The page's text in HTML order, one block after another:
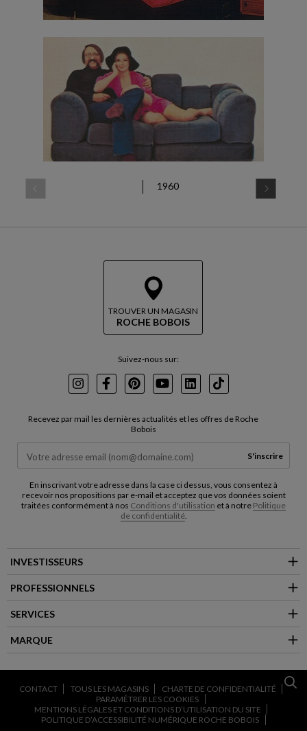
1960
TROUVER UN MAGASIN
ROCHE BOBOIS
Suivez-nous sur:
InstagramFacebookPinterest
YoutubeLinkedInTikTok
Recevez par mail les dernières actualités et les offres de Roche
Bobois
S'inscrire
En inscrivant votre adresse dans la case ci dessus, vous consentez à
recevoir nos propositions par e-mail et acceptez que vos données soient
traitées conformément à nos Conditions d'utilisation et à notre Politique
de confidentialité.
INVESTISSEURS
PROFESSIONNELS
SERVICES
MARQUE
CONTACT TOUS LES MAGASINS
CHARTE DE CONFIDENTIALITÉ
PARAMÉTRER LES COOKIES
MENTIONS LÉGALES ET CONDITIONS D’UTILISATION DU SITE
POLITIQUE D’ACCESSIBILITÉ NUMÉRIQUE ROCHE BOBOIS